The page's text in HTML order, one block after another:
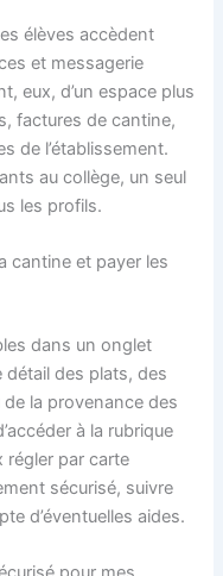
élèves accèdent
et messagerie
eux, d’un espace plus
factures de cantine,
de l’établissement.
au collège, un seul
les profils.
cantine et payer les
dans un onglet
détail des plats, des
la provenance des
à la rubrique
régler par carte
sécurisé, suivre
d’éventuelles aides.